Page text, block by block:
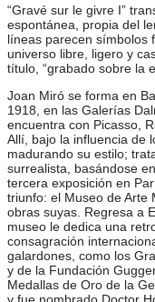
“Gravé sur le givre I”
espontánea, propia del
líneas parecen símbolos
universo libre, ligero y
título, “grabado sobre la
Joan Miró se forma en
1918, en las Galerías
encuentra con Picasso,
Allí, bajo la influencia de
madurando su estilo;
surrealista, basándose
tercera exposición en
triunfo: el Museo de Arte
obras suyas. Regresa a
museo le dedica una
consagración
galardones, como los
y de la Fundación
Medallas de Oro de la